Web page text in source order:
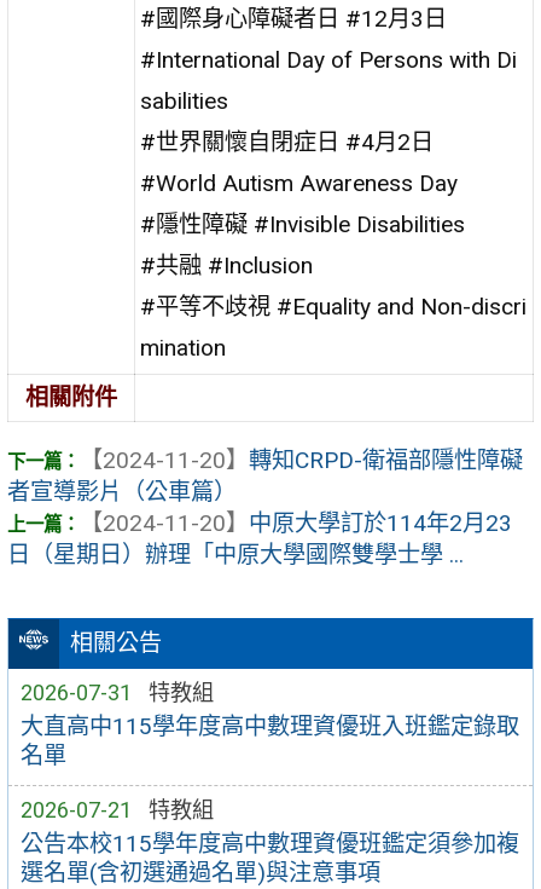
相關公告
2026-07-31 特教組
大直高中115學年度高中數理資優班入班鑑定錄取
名單
2026-07-21 特教組
公告本校115學年度高中數理資優班鑑定須參加複
選名單(含初選通過名單)與注意事項
#國際身心障礙者日 #12月3日
#International Day of Persons with Di
sabilities
#世界關懷自閉症日 #4月2日
#World Autism Awareness Day
#隱性障礙 #Invisible Disabilities
#共融 #Inclusion
#平等不歧視 #Equality and Non-discri
mination
相關附件
【2024-11-20】 轉知CRPD-衛福部隱性障礙
者宣導影片（公車篇）
【2024-11-20】 中原大學訂於114年2月23
日（星期日）辦理「中原大學國際雙學士學 ...